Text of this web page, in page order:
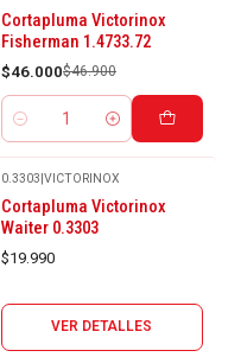
-2%
OFF
Cortapluma Victorinox
Fisherman 1.4733.72
$46.000$46.900
Cantidad
0.3303|VICTORINOX
Cortapluma Victorinox
Waiter 0.3303
$19.990
VER DETALLES